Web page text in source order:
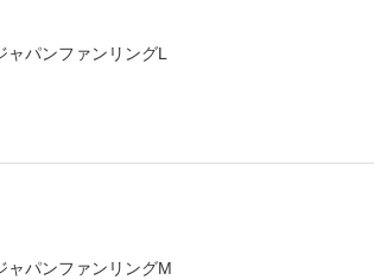
ャパンファンリングL
ャパンファンリングM